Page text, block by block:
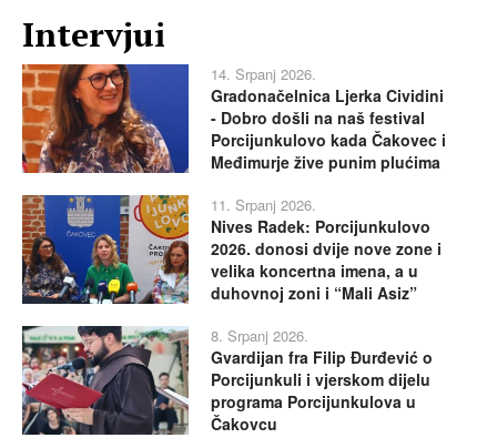
Intervjui
14. Srpanj 2026.
Gradonačelnica Ljerka Cividini
- Dobro došli na naš festival
Porcijunkulovo kada Čakovec i
Međimurje žive punim plućima
11. Srpanj 2026.
Nives Radek: Porcijunkulovo
2026. donosi dvije nove zone i
velika koncertna imena, a u
duhovnoj zoni i “Mali Asiz”
8. Srpanj 2026.
Gvardijan fra Filip Đurđević o
Porcijunkuli i vjerskom dijelu
programa Porcijunkulova u
Čakovcu